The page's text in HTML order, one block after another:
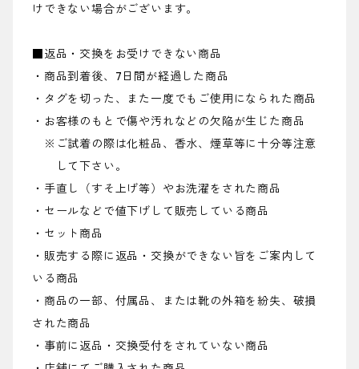
けできない場合がございます。
■返品・交換をお受けできない商品
・商品到着後、7日間が経過した商品
・タグを切った、また一度でもご使用になられた商品
・お客様のもとで傷や汚れなどの欠陥が生じた商品
※ご試着の際は化粧品、香水、煙草等に十分等注意
して下さい。
・手直し（すそ上げ等）やお洗濯をされた商品
・セールなどで値下げして販売している商品
・セット商品
・販売する際に返品・交換ができない旨をご案内して
いる商品
・商品の一部、付属品、または靴の外箱を紛失、破損
された商品
・事前に返品・交換受付をされていない商品